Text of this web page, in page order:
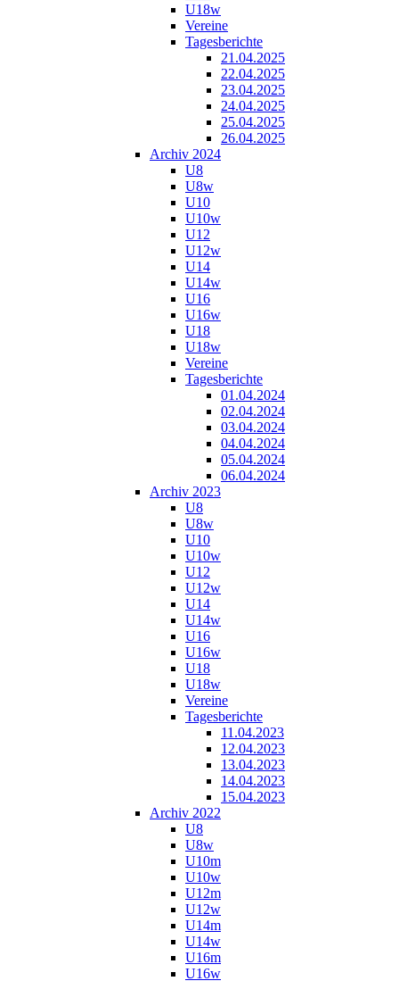
U18w
Vereine
Tagesberichte
21.04.2025
22.04.2025
23.04.2025
24.04.2025
25.04.2025
26.04.2025
Archiv 2024
U8
U8w
U10
U10w
U12
U12w
U14
U14w
U16
U16w
U18
U18w
Vereine
Tagesberichte
01.04.2024
02.04.2024
03.04.2024
04.04.2024
05.04.2024
06.04.2024
Archiv 2023
U8
U8w
U10
U10w
U12
U12w
U14
U14w
U16
U16w
U18
U18w
Vereine
Tagesberichte
11.04.2023
12.04.2023
13.04.2023
14.04.2023
15.04.2023
Archiv 2022
U8
U8w
U10m
U10w
U12m
U12w
U14m
U14w
U16m
U16w